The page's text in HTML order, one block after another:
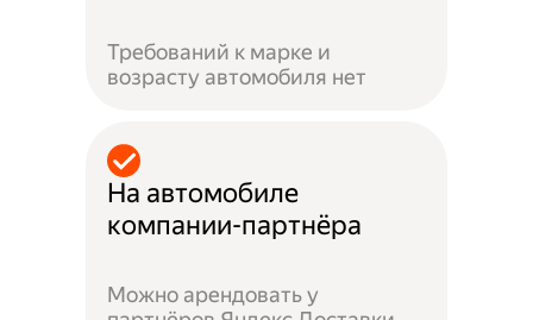
Требований к марке и
возрасту автомобиля нет
На автомобиле
компании-партнёра
Можно арендовать у